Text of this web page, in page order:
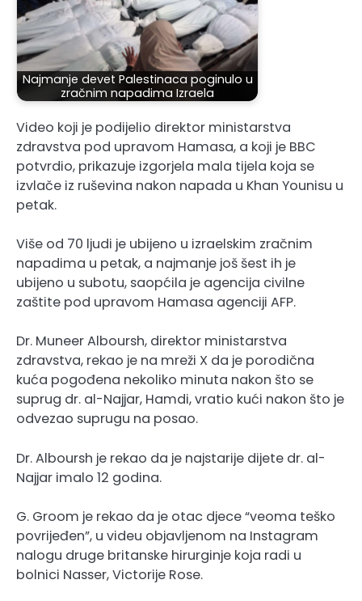
Najmanje devet Palestinaca poginulo u
zračnim napadima Izraela
Video koji je podijelio direktor ministarstva
zdravstva pod upravom Hamasa, a koji je BBC
potvrdio, prikazuje izgorjela mala tijela koja se
izvlače iz ruševina nakon napada u Khan Younisu u
petak.
Više od 70 ljudi je ubijeno u izraelskim zračnim
napadima u petak, a najmanje još šest ih je
ubijeno u subotu, saopćila je agencija civilne
zaštite pod upravom Hamasa agenciji AFP.
Dr. Muneer Alboursh, direktor ministarstva
zdravstva, rekao je na mreži X da je porodična
kuća pogođena nekoliko minuta nakon što se
suprug dr. al-Najjar, Hamdi, vratio kući nakon što je
odvezao suprugu na posao.
Dr. Alboursh je rekao da je najstarije dijete dr. al-
Najjar imalo 12 godina.
G. Groom je rekao da je otac djece “veoma teško
povrijeđen”, u videu objavljenom na Instagram
nalogu druge britanske hirurginje koja radi u
bolnici Nasser, Victorije Rose.